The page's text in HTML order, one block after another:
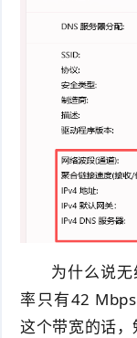
为什么说
率只有42
这个带宽的话，